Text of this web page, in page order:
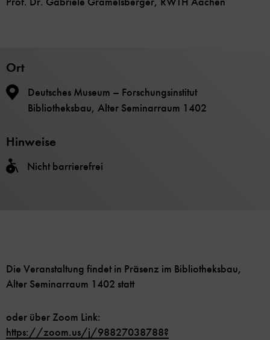
Ort
Deutsches Museum – Forschungsinstitut
Bibliotheksbau, Alter Seminarraum 1402
Hinweise
Nicht barrierefrei
Die Veranstaltung findet in Präsenz im Bibliotheksbau,
Alter Seminarraum 1402 statt
oder über Zoom Link:
https://zoom.us/j/98827038788?